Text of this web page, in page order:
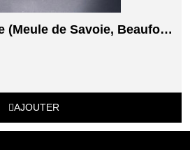
Fondue Savoyarde (Meule de Savoie, Beaufort, Abondance)
AJOUTER